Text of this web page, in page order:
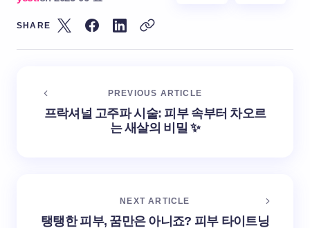
SHARE
PREVIOUS ARTICLE
프락셔널 고주파 시술: 피부 속부터 차오르
는 새살의 비밀 ✨
NEXT ARTICLE
탱탱한 피부, 꿈만은 아니죠? 피부 타이트닝